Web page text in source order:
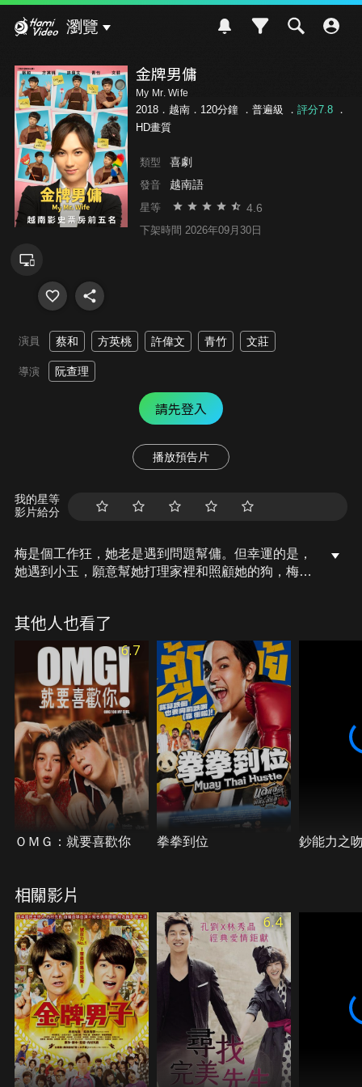
瀏覽
金牌男傭
My Mr. Wife
2018．越南．120分鐘 ． 普遍級 ． 評分7.8．
HD畫質
類型 喜劇
發音 越南語
星等 4.6
下架時間 2026年09月30日
演員 蔡和 方英桃 許偉文 青竹 文莊
導演 阮查理
請先登入
播放預告片
我的星等
影片給分
梅是個工作狂，她老是遇到問題幫傭。但幸運的是，
她遇到小玉，願意幫她打理家裡和照顧她的狗，梅每
的男子。梅發現這個秘密後會怎麼做呢？同時，對工
作充滿野心的同事孟不斷向她獻殷勤，她會如何處理
她的感情呢？
其他人也看了
6.7
ＯＭＧ：就要喜歡你 拳拳到位 鈔能力之
相關影片
6.4